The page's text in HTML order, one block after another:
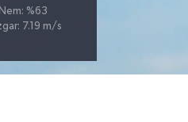
Nem: %63
7.19 m/s